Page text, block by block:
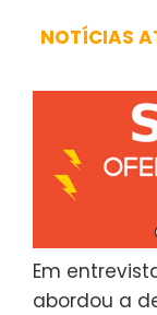
NOTÍCIAS
Em
abordou a